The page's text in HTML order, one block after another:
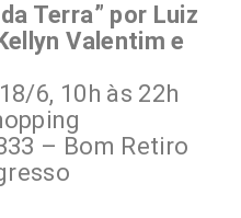
Terra” por Luiz
Valentim e
6, 10h às 22h
– Bom Retiro